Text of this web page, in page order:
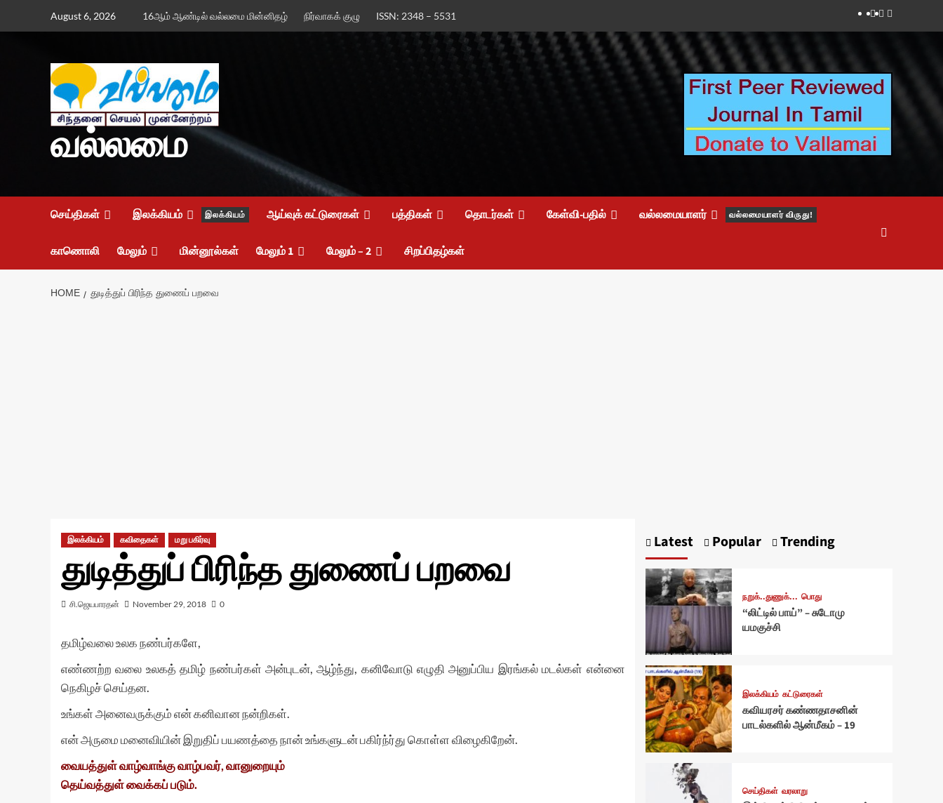
August 6, 2026 16ஆம் ஆண்டில் வல்லமை மின்னிதழ் நிர்வாகக் குழு ISSN: 2348 – 5531 Facebook
Twitter
Youtube
வல்லமை
செய்திகள் இலக்கியம் இலக்கியம் ஆய்வுக் கட்டுரைகள் பத்திகள் தொடர்கள் கேள்வி-பதில் வல்லமையாளர் வல்லமையாளர் விருது!
காணொலி மேலும் மின்னூல்கள் மேலும் 1 மேலும் – 2 சிறப்பிதழ்கள்
HOME துடித்துப் பிரிந்த துணைப் பறவை
இலக்கியம் கவிதைகள் மறு பகிர்வு
துடித்துப் பிரிந்த துணைப் பறவை
சி.ஜெயபாரதன் November 29, 2018 0
தமிழ்வலை உலக நண்பர்களே,
எண்ணற்ற வலை உலகத் தமிழ் நண்பர்கள் அன்புடன், ஆழ்ந்து, கனிவோடு எழுதி அனுப்பிய இரங்கல் மடல்கள் என்னை
நெகிழச் செய்தன.
உங்கள் அனைவருக்கும் என் கனிவான நன்றிகள்.
என் அருமை மனைவியின் இறுதிப் பயணத்தை நான் உங்களுடன் பகிர்ந்ர்து கொள்ள விழைகிறேன்.
வையத்துள் வாழ்வாங்கு வாழ்பவர், வானுறையும்
தெய்வத்துள் வைக்கப் படும்.
Latest Popular Trending
நறுக்..துணுக்... பொது
“லிட்டில் பாய்” – சுடோமு
யமகுச்சி
இலக்கியம் கட்டுரைகள்
கவியரசர் கண்ணதாசனின்
பாடல்களில் ஆன்மீகம் – 19
செய்திகள் வரலாறு